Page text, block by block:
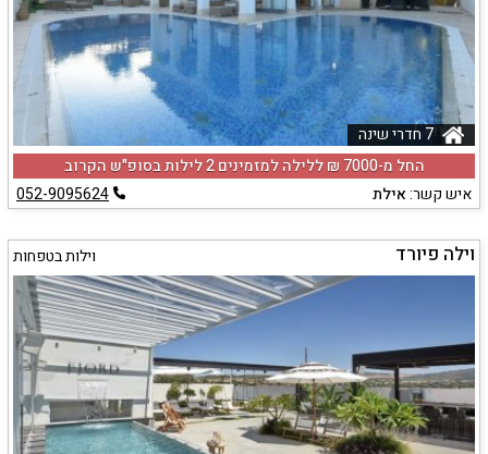
החל מ-‏7000 ₪ ללילה למזמינים 2 לילות בסופ"ש הקרוב
איש קשר:אילת 052-9095624
וילה פיורד וילות בטפחות